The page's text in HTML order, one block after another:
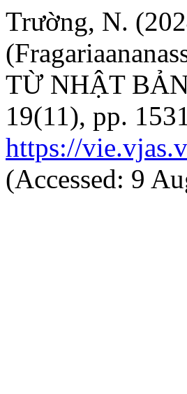
Trường, N.
TỪ NHẬT
19(11), pp.
https://
(Accessed: 9